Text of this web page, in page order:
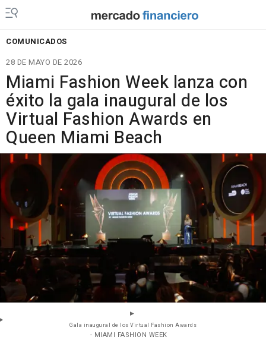
COMUNICADOS
28 DE MAYO DE 2026
Miami Fashion Week lanza con
éxito la gala inaugural de los
Virtual Fashion Awards en
Queen Miami Beach
Gala inaugural de los Virtual Fashion Awards
- MIAMI FASHION WEEK